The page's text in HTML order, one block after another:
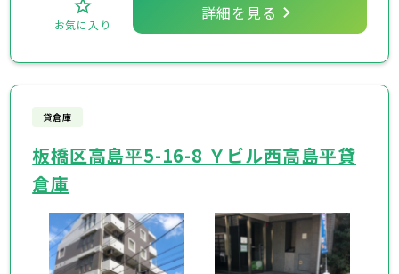
お気に入り
詳細を見る
貸倉庫
板橋区高島平5-16-8 Ｙビル西高島平貸
倉庫